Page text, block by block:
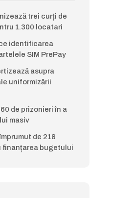
trei curți de
1.300 locatari
identificarea
SIM PrePay
asupra
uniformizării
de prizonieri în a
masiv
de 218
finanțarea bugetului